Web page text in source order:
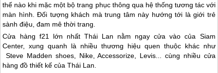
thế nào khi mặc một bộ trang phục thông qua hệ thống tương tác với
màn hình. Đối tượng khách mà trung tâm này hướng tới là giới trẻ
sành điệu, đam mê thời trang.
Cửa hàng f21 lớn nhất Thái Lan nằm ngay cửa vào của Siam
Center, xung quanh là nhiều thương hiệu quen thuộc khác như
Steve Madden shoes, Nike, Accessorize, Levis... cùng nhiều cửa
hàng đồ thiết kế củaThái Lan.